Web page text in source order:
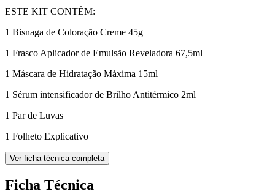
ESTE KIT CONTÉM:
1 Bisnaga de Coloração Creme 45g
1 Frasco Aplicador de Emulsão Reveladora 67,5ml
1 Máscara de Hidratação Máxima 15ml
1 Sérum intensificador de Brilho Antitérmico 2ml
1 Par de Luvas
1 Folheto Explicativo
Ver ficha técnica completa
Ficha Técnica